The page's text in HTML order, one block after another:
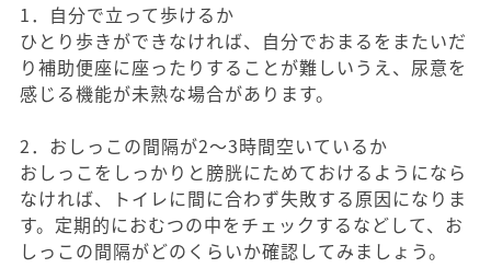
1．自分で立って歩けるか
ひとり歩きができなければ、自分でおまるをまたいだ
り補助便座に座ったりすることが難しいうえ、尿意を
感じる機能が未熟な場合があります。
2．おしっこの間隔が2～3時間空いているか
おしっこをしっかりと膀胱にためておけるようになら
なければ、トイレに間に合わず失敗する原因になりま
す。定期的におむつの中をチェックするなどして、お
しっこの間隔がどのくらいか確認してみましょう。